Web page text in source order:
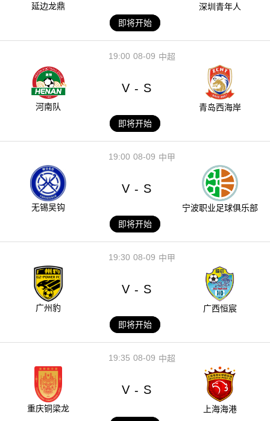
延边龙鼎
深圳青年人
即将开始
08-09
19:00 中超
河南队
V - S
青岛西海岸
即将开始
08-09
19:00 中甲
无锡吴钩
V - S
宁波职业足球俱乐部
即将开始
08-09
19:30 中甲
广州豹
V - S
广西恒宸
即将开始
08-09
19:35 中超
重庆铜梁龙
V - S
上海海港